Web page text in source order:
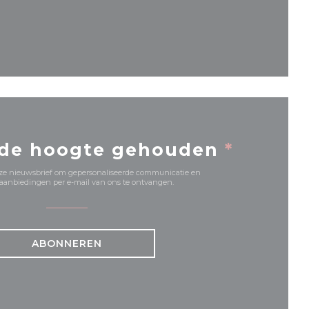
venster))
hoogte gehouden *
nieuwsbrief om gepersonaliseerde communicatie en
per e-mail van ons te ontvangen.
ABONNEREN